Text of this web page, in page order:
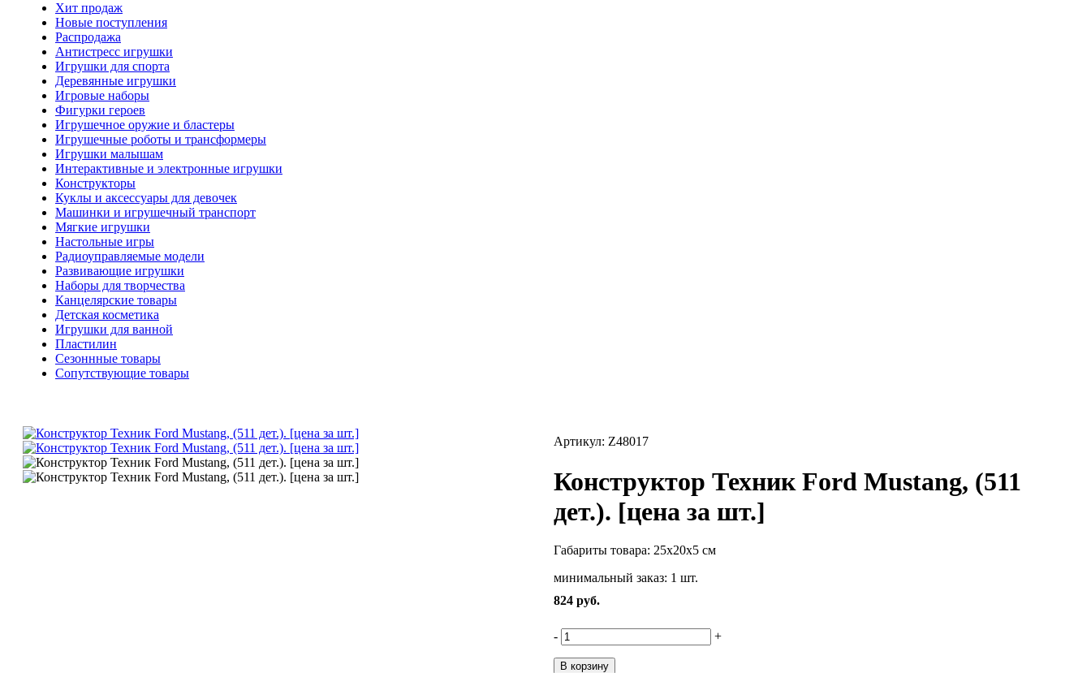
Хит продаж
Новые поступления
Распродажа
Антистресс игрушки
Игрушки для спорта
Деревянные игрушки
Игровые наборы
Фигурки героев
Игрушечное оружие и бластеры
Игрушечные роботы и трансформеры
Игрушки малышам
Интерактивные и электронные игрушки
Конструкторы
Куклы и аксессуары для девочек
Машинки и игрушечный транспорт
Мягкие игрушки
Настольные игры
Радиоуправляемые модели
Развивающие игрушки
Наборы для творчества
Канцелярские товары
Детская косметика
Игрушки для ванной
Пластилин
Сезоннные товары
Сопутствующие товары
Артикул: Z48017
Конструктор Техник Ford Mustang, (511
дет.). [цена за шт.]
Габариты товара: 25х20х5 см
минимальный заказ: 1 шт.
824 руб.
- +
В корзину